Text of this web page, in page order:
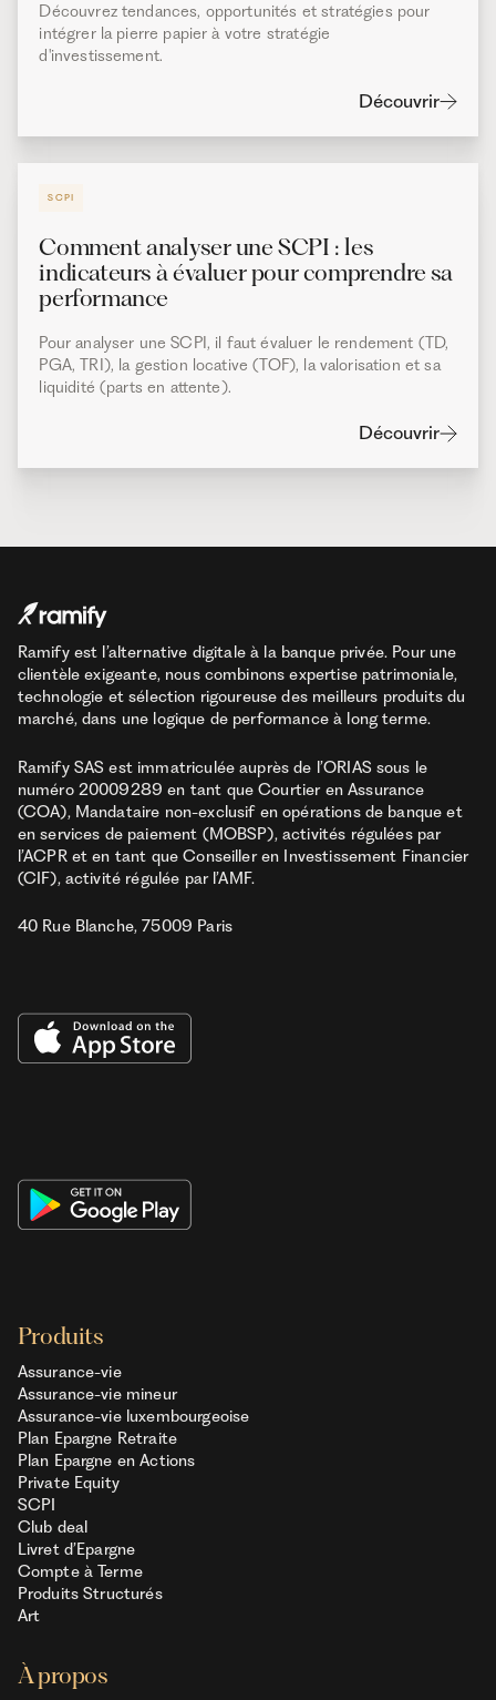
Découvrez tendances, opportunités et stratégies pour
intégrer la pierre papier à votre stratégie
d'investissement.
Découvrir
SCPI
Comment analyser une SCPI : les
indicateurs à évaluer pour comprendre sa
performance
Pour analyser une SCPI, il faut évaluer le rendement (TD,
PGA, TRI), la gestion locative (TOF), la valorisation et sa
liquidité (parts en attente).
Découvrir
Ramify est l’alternative digitale à la banque privée. Pour une
clientèle exigeante, nous combinons expertise patrimoniale,
technologie et sélection rigoureuse des meilleurs produits du
marché, dans une logique de performance à long terme.
Ramify SAS est immatriculée auprès de l’ORIAS sous le
numéro 20009289 en tant que Courtier en Assurance
(COA), Mandataire non-exclusif en opérations de banque et
en services de paiement (MOBSP), activités régulées par
l’ACPR et en tant que Conseiller en Investissement Financier
(CIF), activité régulée par l’AMF.
40 Rue Blanche, 75009 Paris
Produits
Assurance-vie
Assurance-vie mineur
Assurance-vie luxembourgeoise
Plan Epargne Retraite
Plan Epargne en Actions
Private Equity
SCPI
Club deal
Livret d’Epargne
Compte à Terme
Produits Structurés
Art
À propos